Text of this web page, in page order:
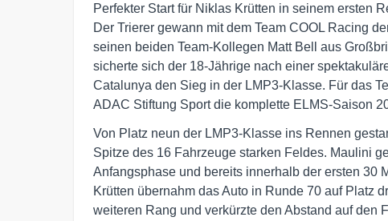
Perfekter Start für Niklas Krütten in seinem ersten
Der Trierer gewann mit dem Team COOL Racing
seinen beiden Team-Kollegen Matt Bell aus
sicherte sich der 18-Jährige nach einer
Catalunya den Sieg in der LMP3-Klasse. Für das
ADAC Stiftung Sport die komplette ELMS-Saison
Von Platz neun der LMP3-Klasse ins Rennen
Spitze des 16 Fahrzeuge starken Feldes. Maulini
Anfangsphase und bereits innerhalb der ersten 30
Krütten übernahm das Auto in Runde 70 auf Platz
weiteren Rang und verkürzte den Abstand auf den